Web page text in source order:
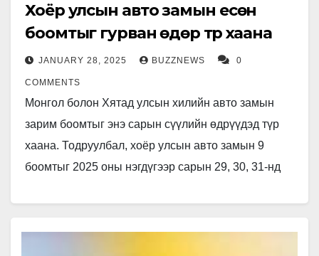
Хоёр улсын авто замын есөн
боомтыг гурван өдөр түр хаана
JANUARY 28, 2025 BUZZNEWS 0
COMMENTS
Монгол болон Хятад улсын хилийн авто замын
зарим боомтыг энэ сарын сүүлийн өдрүүдэд түр
хаана. Тодруулбал, хоёр улсын авто замын 9
боомтыг 2025 оны нэгдүгээр сарын 29, 30, 31-нд